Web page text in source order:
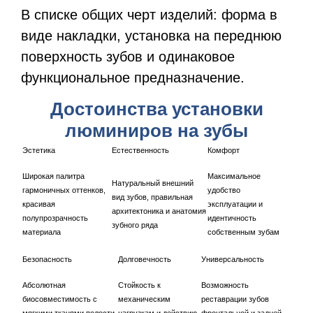
В списке общих черт изделий: форма в
виде накладки, установка на переднюю
поверхность зубов и одинаковое
функциональное предназначение.
Достоинства установки
люминиров на зубы
Эстетика Естественность Комфорт
Широкая палитра
гармоничных оттенков,
красивая
полупрозрачность
материала
Натуральный внешний
вид зубов, правильная
архитектоника и анатомия
зубного ряда
Максимальное
удобство
эксплуатации и
идентичность
собственным зубам
Безопасность Долговечность Универсальность
Абсолютная
биосовместимость с
Стойкость к
механическим
Возможность
реставрации зубов